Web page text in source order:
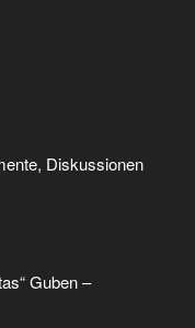
Diskussionen
Guben –